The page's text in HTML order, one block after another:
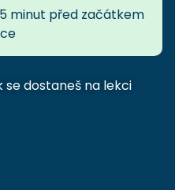
minut před začátkem
se dostaneš na lekci